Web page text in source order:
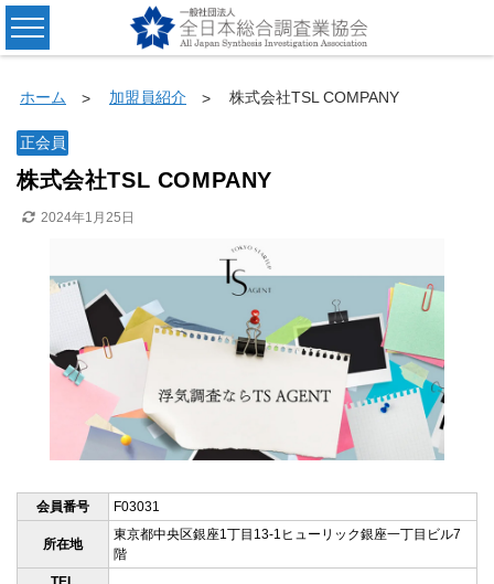
ホーム 加盟員紹介 株式会社TSL COMPANY
正会員
株式会社TSL COMPANY
2024年1月25日
会員番号 F03031
所在地
東京都中央区銀座1丁目13-1ヒューリック銀座一丁目ビル7
階